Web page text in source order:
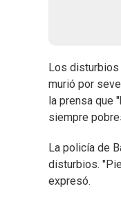
Los disturbios
murió por
la prensa
siempre
La policía de
disturbios.
expresó.